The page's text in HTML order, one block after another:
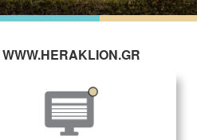
WWW.HERAKLION.GR